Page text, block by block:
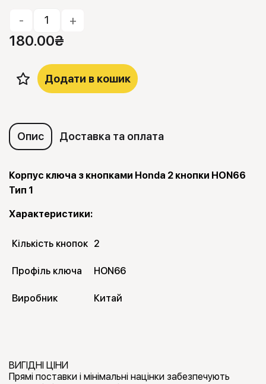
- +
180.00₴
Додати в кошик
Опис Доставка та оплата
Корпус ключа з кнопками Honda 2 кнопки HON66
Тип 1
Характеристики:
Кількість кнопок 2
Профіль ключа HON66
Виробник Китай
ВИГІДНІ ЦІНИ
Прямі поставки і мінімальні націнки забезпечують